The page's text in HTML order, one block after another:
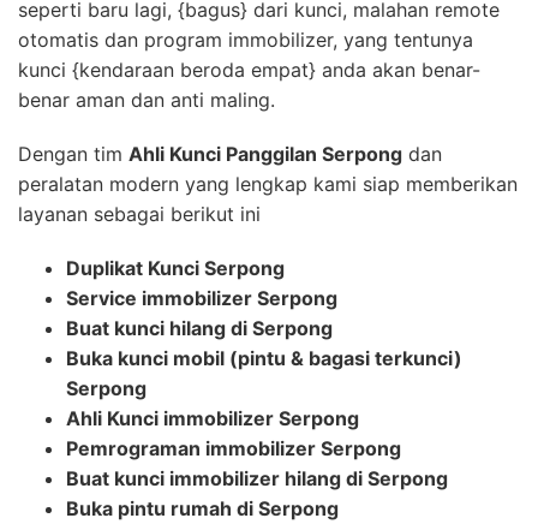
seperti baru lagi, {bagus} dari kunci, malahan remote
otomatis dan program immobilizer, yang tentunya
kunci {kendaraan beroda empat} anda akan benar-
benar aman dan anti maling.
Dengan tim Ahli Kunci Panggilan Serpong dan
peralatan modern yang lengkap kami siap memberikan
layanan sebagai berikut ini
Duplikat Kunci Serpong
Service immobilizer Serpong
Buat kunci hilang di Serpong
Buka kunci mobil (pintu & bagasi terkunci)
Serpong
Ahli Kunci immobilizer Serpong
Pemrograman immobilizer Serpong
Buat kunci immobilizer hilang di Serpong
Buka pintu rumah di Serpong